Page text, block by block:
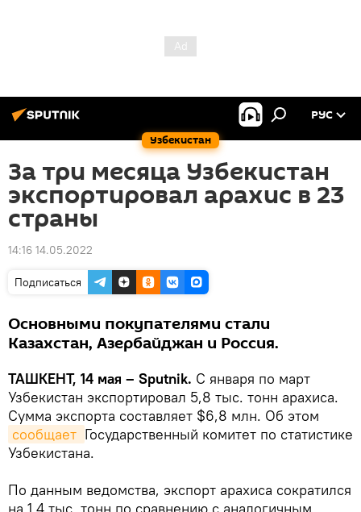
Узбекистан
РУС
За три месяца Узбекистан
экспортировал арахис в 23
страны
14:16 14.05.2022
Подписаться
Основными покупателями стали
Казахстан, Азербайджан и Россия.
ТАШКЕНТ, 14 мая – Sputnik. С января по март
Узбекистан экспортировал 5,8 тыс. тонн арахиса.
Сумма экспорта составляет $6,8 млн. Об этом
сообщает Государственный комитет по статистике
Узбекистана.
По данным ведомства, экспорт арахиса сократился